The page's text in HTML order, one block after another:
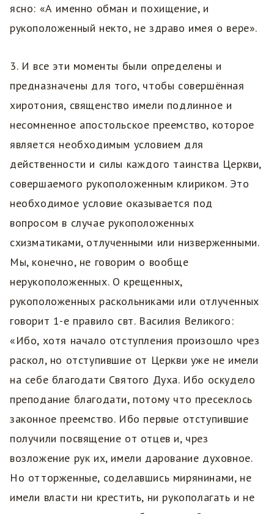
ясно: «А именно обман и похищение, и
рукоположенный некто, не здраво имея о вере».
3. И все эти моменты были определены и
предназначены для того, чтобы совершённая
хиротония, священство имели подлинное и
несомненное апостольское преемство, которое
является необходимым условием для
действенности и силы каждого таинства Церкви,
совершаемого рукоположенным клириком. Это
необходимое условие оказывается под
вопросом в случае рукоположенных
схизматиками, отлученными или низверженными.
Мы, конечно, не говорим о вообще
нерукоположенных. О крещенных,
рукоположенных раскольниками или отлученных
говорит 1-е правило свт. Василия Великого:
«Ибо, хотя начало отступления произошло чрез
раскол, но отступившие от Церкви уже не имели
на себе благодати Святого Духа. Ибо оскудело
преподание благодати, потому что пресеклось
законное преемство. Ибо первые отступившие
получили посвящение от отцев и, чрез
возложение рук их, имели дарование духовное.
Но отторженные, соделавшись мирянинами, не
имели власти ни крестить, ни рукополагать и не